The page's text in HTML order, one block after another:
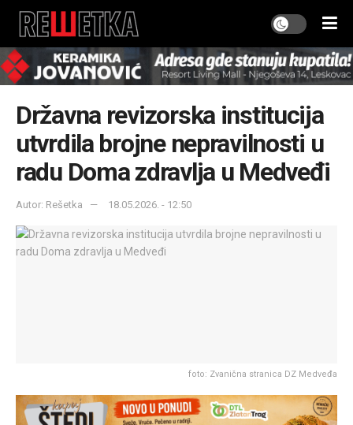
Državna revizorska institucija
utvrdila brojne nepravilnosti u
radu Doma zdravlja u Medveđi
Autor: Rešetka 18.05.2026. - 12:50
foto: Zvanična stranica DZ Medveđa